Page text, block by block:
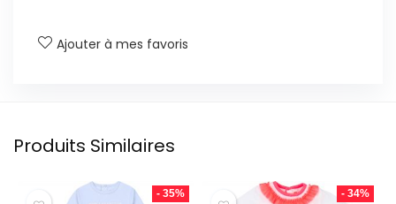
Ajouter à mes favoris
Produits Similaires
- 35% - 34%